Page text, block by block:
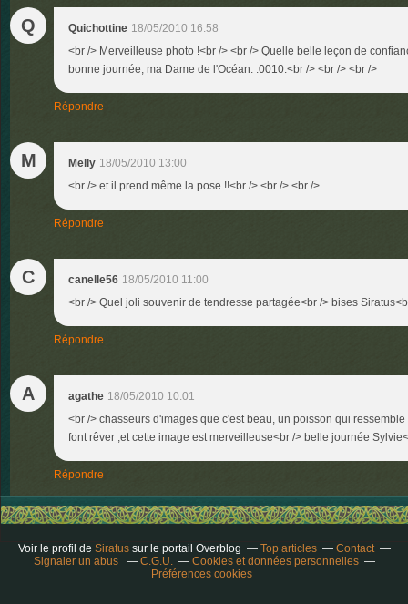
Q Quichottine 18/05/2010 16:58
<br /> Merveilleuse photo !<br /> <br /> Quelle belle leçon de
bonne journée, ma Dame de l'Océan. :0010:<br /> <br /> <br />
Répondre
M Melly 18/05/2010 13:00
<br /> et il prend même la pose !!<br /> <br /> <br />
Répondre
C canelle56 18/05/2010 11:00
<br /> Quel joli souvenir de tendresse partagée<br /> bises
Répondre
A agathe 18/05/2010 10:01
<br /> chasseurs d'images que c'est beau, un poisson qui
font rêver ,et cette image est merveilleuse<br /> belle journée
Répondre
Voir le profil de Siratussur le portail Overblog Top articles
Contact
Signaler un abus
C.G.U.
Cookies et données personnelles
Préférences cookies